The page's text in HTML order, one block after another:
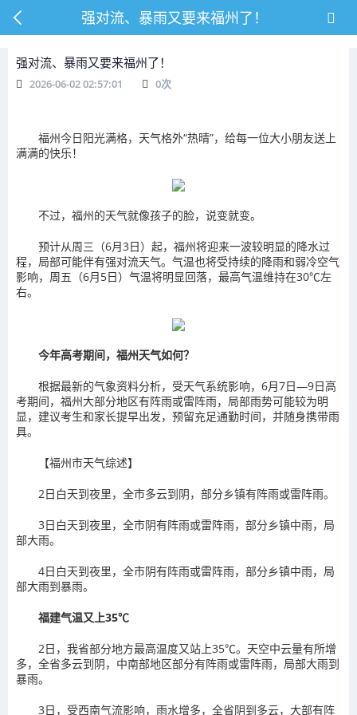
强对流、暴雨又要来福州了！
强对流、暴雨又要来福州了！
2026-06-02 02:57:01 0次
福州今日阳光满格， 天气格外“热晴”， 给每一位大小朋友送上
满满的快乐！
不过， 福州的天气就像孩子的脸， 说变就变。
预计从周三（6月3日）起，福州将迎来一波较明显的降水过
程，局部可能伴有强对流天气。气温也将受持续的降雨和弱冷空气
影响，周五（6月5日）气温将明显回落，最高气温维持在30℃左
右。
今年高考期间， 福州天气如何？
根据最新的气象资料分析， 受天气系统影响， 6月7日—9日高
考期间， 福州大部分地区有阵雨或雷阵雨， 局部雨势可能较为明
显， 建议考生和家长提早出发， 预留充足通勤时间， 并随身携带雨
具。
【福州市天气综述】
2日白天到夜里，全市多云到阴，部分乡镇有阵雨或雷阵雨。
3日白天到夜里，全市阴有阵雨或雷阵雨，部分乡镇中雨，局
部大雨。
4日白天到夜里，全市阴有阵雨或雷阵雨，部分乡镇中雨，局
部大雨到暴雨。
福建气温又上35℃
2日，我省部分地方最高温度又站上35℃。天空中云量有所增
多，全省多云到阴，中南部地区部分有阵雨或雷阵雨，局部大雨到
暴雨。
3日，受西南气流影响，雨水增多，全省阴到多云，大部有阵